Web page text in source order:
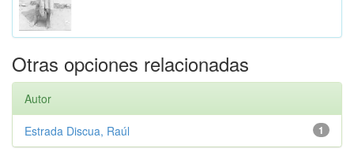
Otras opciones relacionadas
Autor
1
Estrada Discua, Raúl